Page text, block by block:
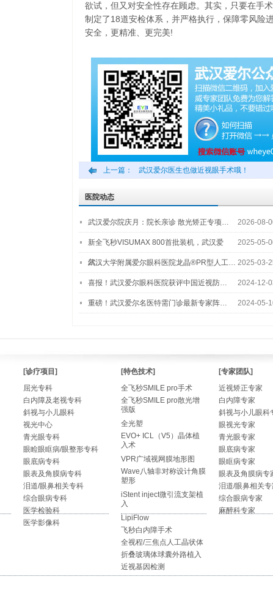
欲试，但又对安全性存在顾虑。其实，只要在手
制定了18道安检体系，并严格执行，保障零风险
安全，更精准、更完美!
上一篇： 武汉爱尔医生也做近视眼手术哦！
医院动态
武汉爱尔院庆月：院长亲诊 散光矫正专项… 2026-08-
新全飞秒VISUMAX 800首批装机，武汉爱
尔…
2025-05-
武汉大学附属爱尔眼科医院龙晶®PR型人工… 2025-03-
喜报！武汉爱尔眼科医院获评中国近视防… 2024-12-
重磅！武汉爱尔名医特需门诊最新专家阵… 2024-05-
[诊疗项目]
屈光专科
白内障及老视专科
斜视与小儿眼科
视光中心
青光眼专科
眼睑眼眶病/眼整形专科
眼底病专科
眼表及角膜病专科
泪道/眼鼻相关专科
综合眼病专科
医学检验科
医学影像科
[特色技术]
全飞秒SMILE pro手术
全飞秒SMILE pro散光增
强版
全光塑
EVO+ ICL（V5）晶体植
入术
VPR广域视网膜地形图
Wave八轴非对称设计角膜
塑形
iStent inject微引流支架植
入
LipiFlow
飞秒白内障手术
全视程/三焦点人工晶状体
折叠玻璃体球囊外路植入
近视基因检测
[专家团队]
近视矫正专家
白内障专家
斜视与小儿眼科
眼视光专家
青光眼专家
眼底病专家
眼眶病专家
眼表及角膜病专
泪道/眼鼻相关专
综合眼病专家
麻醉科专家